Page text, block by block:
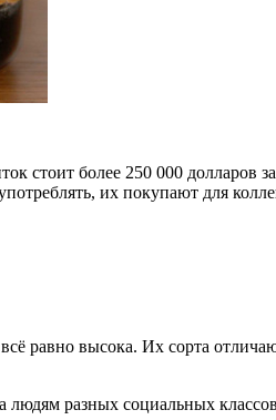
стоит более 250 000 долларов
их покупают для
равно высока. Их сорта
людям разных социальных